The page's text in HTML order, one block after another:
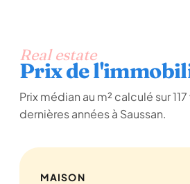
Real estate
Prix de
Prix médian au m² calculé sur
dernières années à Saussan.
MAISON